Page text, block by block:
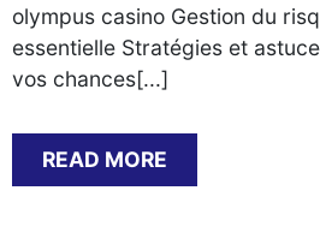
olympus casino Gestion du
essentielle Stratégies et
vos chances[...]
READ MORE